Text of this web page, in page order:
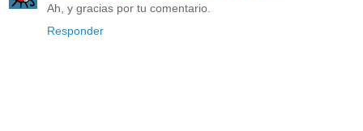
Ah, y gracias por tu comentario.
Responder